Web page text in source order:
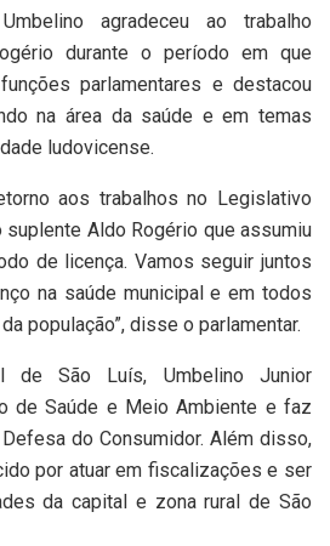
agradeceu ao trabalho
durante o período em que
parlamentares e destacou
na área da saúde e em temas
ludovicense.
aos trabalhos no Legislativo
suplente Aldo Rogério que assumiu
de licença. Vamos seguir juntos
na saúde municipal e em todos
população”, disse o parlamentar.
de São Luís, Umbelino Junior
de Saúde e Meio Ambiente e faz
do Consumidor. Além disso,
por atuar em fiscalizações e ser
da capital e zona rural de São